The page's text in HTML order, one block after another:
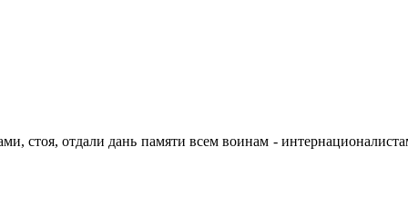
стоя, отдали дань памяти всем воинам -